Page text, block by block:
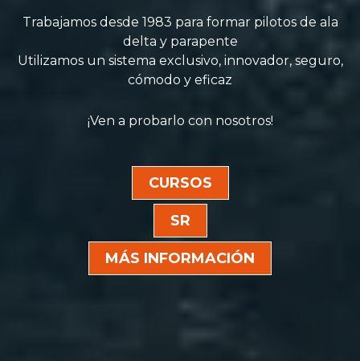
Trabajamos desde 1983 para formar pilotos de ala
delta y parapente
Utilizamos un sistema exclusivo, innovador, seguro,
cómodo y eficaz
¡Ven a probarlo con nosotros!
CURSOS
SR
MÁS INFORMACIÓN